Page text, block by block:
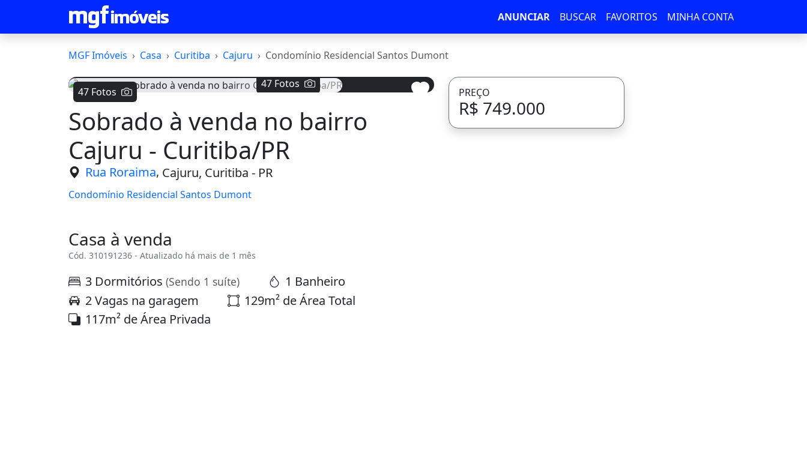
ANUNCIAR BUSCAR FAVORITOS MINHA CONTA
MGF Imóveis Casa Curitiba Cajuru Condomínio Residencial Santos Dumont
47 Fotos
47 Fotos
Voltar
Sobrado à venda no bairro
Cajuru - Curitiba/PR
Rua Roraima, Cajuru, Curitiba - PR
Condomínio Residencial Santos Dumont
Casa à venda
Cód. 310191236 - Atualizado há mais de 1 mês
3 Dormitórios (Sendo 1 suíte)
1 Banheiro
2 Vagas na garagem
129m² de Área Total
117m² de Área Privada
PREÇO
R$ 749.000